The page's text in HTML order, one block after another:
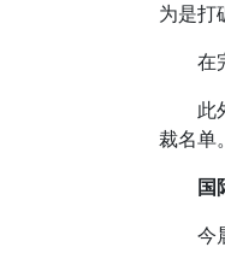
为是打
在
此
裁名单。
国
今